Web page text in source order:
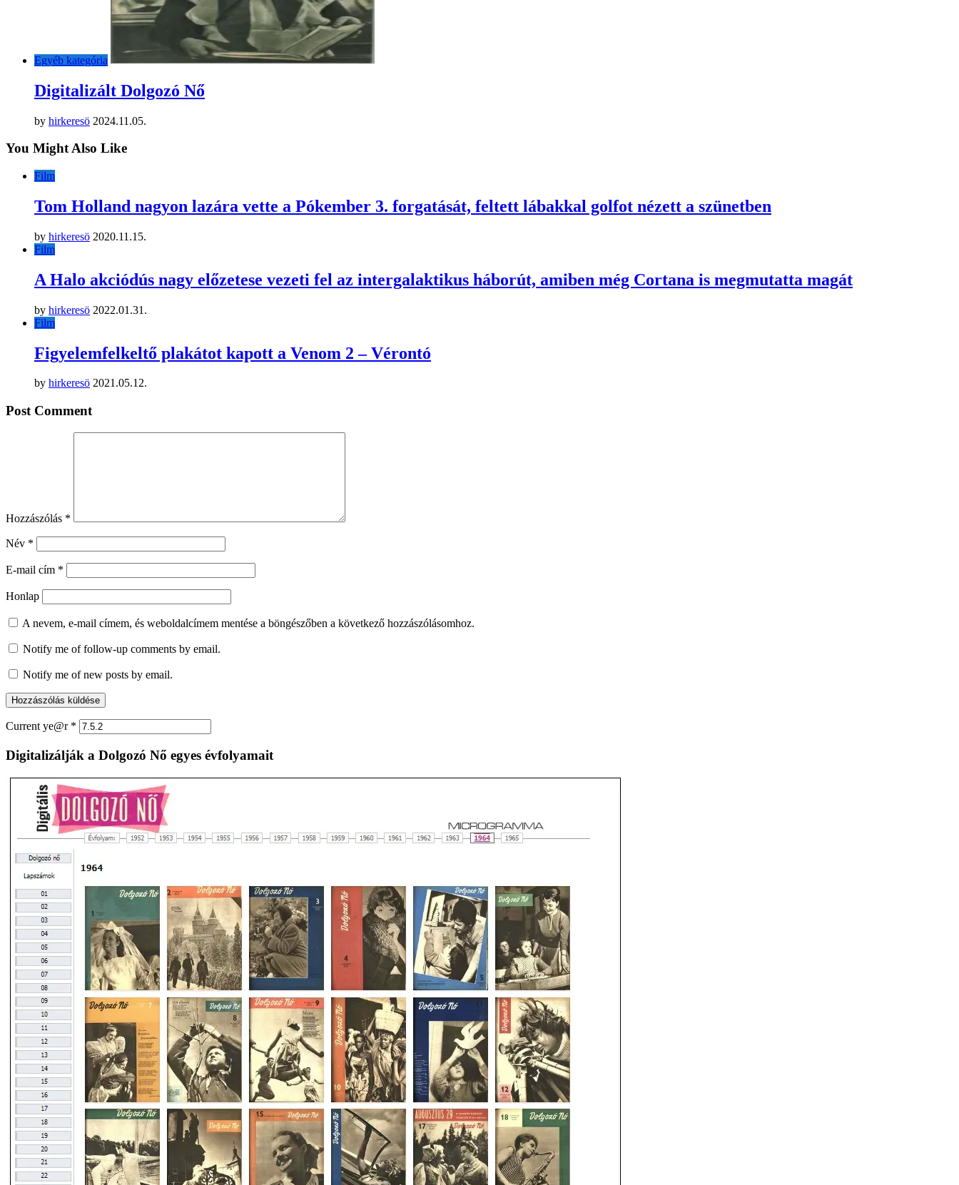
Egyéb kategória
Digitalizált Dolgozó Nő
by hirkeresö 2024.11.05.
You Might Also Like
Film
Tom Holland nagyon lazára vette a Pókember 3. forgatását, feltett lábakkal golfot nézett a szünetben
by hirkeresö 2020.11.15.
Film
A Halo akciódús nagy előzetese vezeti fel az intergalaktikus háborút, amiben még Cortana is megmutatta magát
by hirkeresö 2022.01.31.
Film
Figyelemfelkeltő plakátot kapott a Venom 2 – Vérontó
by hirkeresö 2021.05.12.
Post Comment
Hozzászólás *
Név *
E-mail cím *
Honlap
A nevem, e-mail címem, és weboldalcímem mentése a böngészőben a következő hozzászólásomhoz.
Notify me of follow-up comments by email.
Notify me of new posts by email.
Current ye@r *
Digitalizálják a Dolgozó Nő egyes évfolyamait